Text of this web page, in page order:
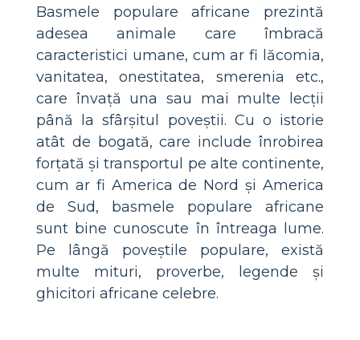
Basmele populare africane prezintă
adesea animale care îmbracă
caracteristici umane, cum ar fi lăcomia,
vanitatea, onestitatea, smerenia etc.,
care învață una sau mai multe lecții
până la sfârșitul poveștii. Cu o istorie
atât de bogată, care include înrobirea
forțată și transportul pe alte continente,
cum ar fi America de Nord și America
de Sud, basmele populare africane
sunt bine cunoscute în întreaga lume.
Pe lângă poveștile populare, există
multe mituri, proverbe, legende și
ghicitori africane celebre.